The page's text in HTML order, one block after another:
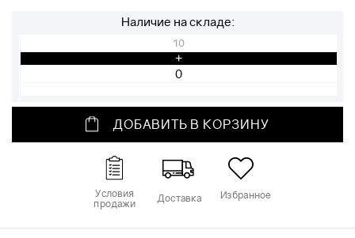
Наличие на складе:
10
+
ДОБАВИТЬ В КОРЗИНУ
Условия
продажи Доставка Избранное